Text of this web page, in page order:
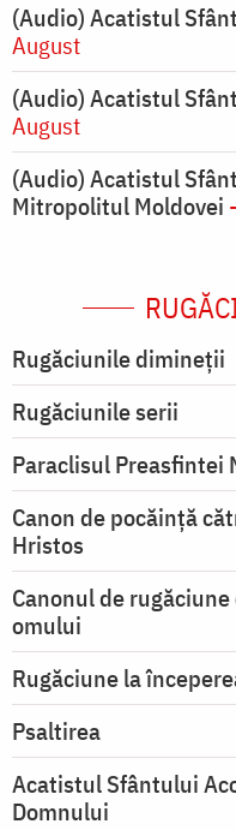
(Audio) Acatistul
August
(Audio) Acatistul
August
(Audio) Acatistul
Mitropolitul Moldovei
Rugăciunile dimineții
Rugăciunile serii
Paraclisul Preasfintei
Canon de pocăință
Hristos
Canonul de
omului
Rugăciune la
Psaltirea
Acatistul Sfântului
Domnului